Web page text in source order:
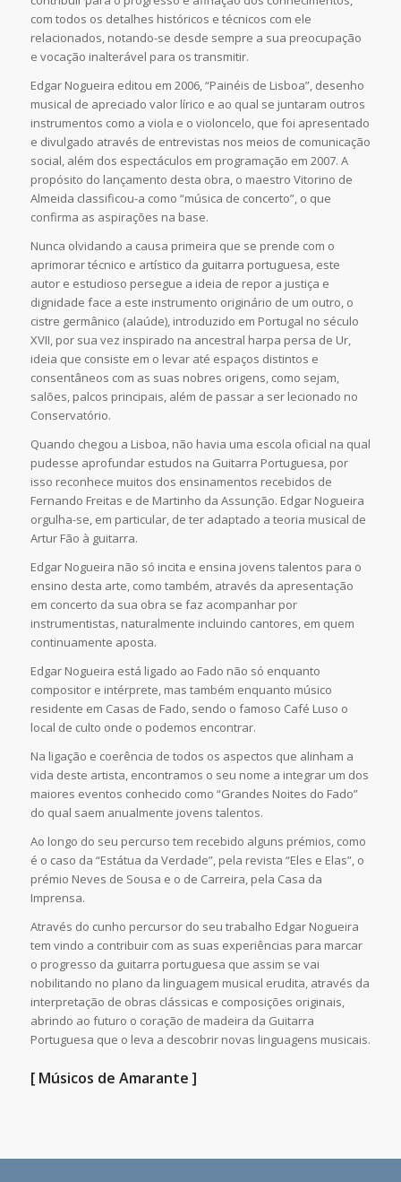
com todos os detalhes históricos e técnicos com ele
relacionados, notando-se desde sempre a sua preocupação
e vocação inalterável para os transmitir.
Edgar Nogueira editou em 2006, “Painéis de Lisboa”, desenho
musical de apreciado valor lírico e ao qual se juntaram outros
instrumentos como a viola e o violoncelo, que foi apresentado
e divulgado através de entrevistas nos meios de comunicação
social, além dos espectáculos em programação em 2007. A
propósito do lançamento desta obra, o maestro Vitorino de
Almeida classificou-a como “música de concerto”, o que
confirma as aspirações na base.
Nunca olvidando a causa primeira que se prende com o
aprimorar técnico e artístico da guitarra portuguesa, este
autor e estudioso persegue a ideia de repor a justiça e
dignidade face a este instrumento originário de um outro, o
cistre germânico (alaúde), introduzido em Portugal no século
XVII, por sua vez inspirado na ancestral harpa persa de Ur,
ideia que consiste em o levar até espaços distintos e
consentâneos com as suas nobres origens, como sejam,
salões, palcos principais, além de passar a ser lecionado no
Conservatório.
Quando chegou a Lisboa, não havia uma escola oficial na qual
pudesse aprofundar estudos na Guitarra Portuguesa, por
isso reconhece muitos dos ensinamentos recebidos de
Fernando Freitas e de Martinho da Assunção. Edgar Nogueira
orgulha-se, em particular, de ter adaptado a teoria musical de
Artur Fão à guitarra.
Edgar Nogueira não só incita e ensina jovens talentos para o
ensino desta arte, como também, através da apresentação
em concerto da sua obra se faz acompanhar por
instrumentistas, naturalmente incluindo cantores, em quem
continuamente aposta.
Edgar Nogueira está ligado ao Fado não só enquanto
compositor e intérprete, mas também enquanto músico
residente em Casas de Fado, sendo o famoso Café Luso o
local de culto onde o podemos encontrar.
Na ligação e coerência de todos os aspectos que alinham a
vida deste artista, encontramos o seu nome a integrar um dos
maiores eventos conhecido como “Grandes Noites do Fado”
do qual saem anualmente jovens talentos.
Ao longo do seu percurso tem recebido alguns prémios, como
é o caso da “Estátua da Verdade”, pela revista “Eles e Elas”, o
prémio Neves de Sousa e o de Carreira, pela Casa da
Imprensa.
Através do cunho percursor do seu trabalho Edgar Nogueira
tem vindo a contribuir com as suas experiências para marcar
o progresso da guitarra portuguesa que assim se vai
nobilitando no plano da linguagem musical erudita, através da
interpretação de obras clássicas e composições originais,
abrindo ao futuro o coração de madeira da Guitarra
Portuguesa que o leva a descobrir novas linguagens musicais.
[ Músicos de Amarante ]